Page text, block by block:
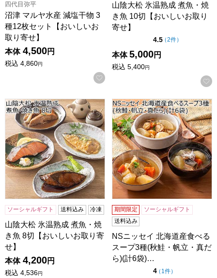
四代目弥平
沼津 マルヤ水産 減塩干物 3
種12枚セット【おいしいお
取り寄せ】
本体 4,500円
税込 4,860円
お気に入りに登録する
山陰大松 氷温熟成 煮魚・焼
き魚 10切【おいしいお取り
寄せ】
4.5点（5点満点中）
（2件の評価
）
本体 5,000円
税込 5,400円
山陰大松 氷温熟成 煮魚・焼き魚 8切【おいしいお取り寄せ】
ソーシャルギフト 送料込み 冷凍
山陰大松 氷温熟成 煮魚・焼
き魚 8切【おいしいお取り寄
せ】
本体 4,200円
税込 4,536円
NSニッセイ 北海道産食べる
期間限定
ソーシャルギフト
送料込み
NSニッセイ 北海道産食べる
スープ3種(秋鮭・帆立・真だ
ら)(計6袋)…
4点（5点満点中）
（ 1件の評価
）